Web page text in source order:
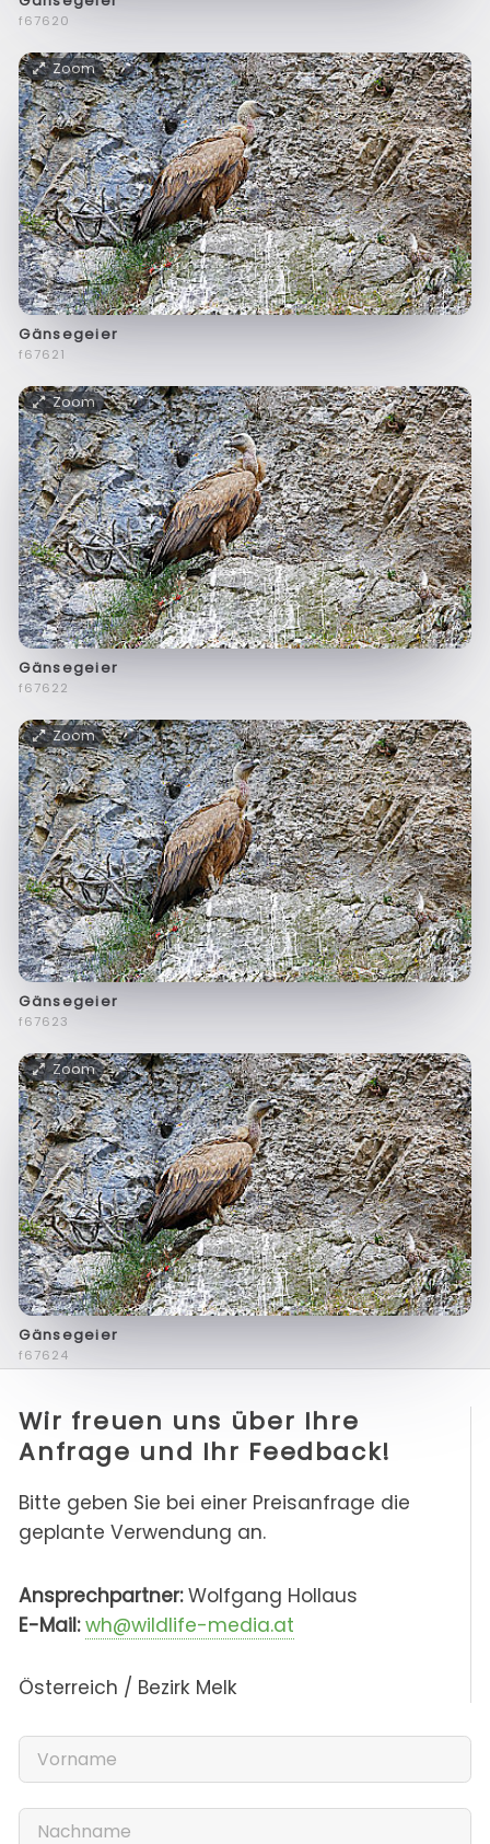
f67620
Zoom
Gänsegeier
f67621
Zoom
Gänsegeier
f67622
Zoom
Gänsegeier
f67623
Zoom
Gänsegeier
f67624
Wir freuen uns über Ihre
Anfrage und Ihr Feedback!
Bitte geben Sie bei einer Preisanfrage die
geplante Verwendung an.
Ansprechpartner:Wolfgang Hollaus
E-Mail: wh@wildlife-media.at
Österreich / Bezirk Melk